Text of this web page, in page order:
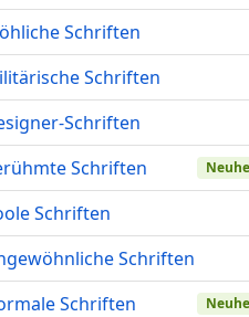
Schriften
Schriften
Schriften
Schriften
Schriften
Schriften
Schriften